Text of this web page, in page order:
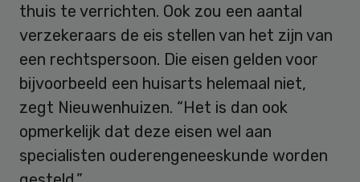
thuis te verrichten. Ook zou een aantal
verzekeraars de eis stellen van het zijn van
een rechtspersoon. Die eisen gelden voor
bijvoorbeeld een huisarts helemaal niet,
zegt Nieuwenhuizen. “Het is dan ook
opmerkelijk dat deze eisen wel aan
specialisten ouderengeneeskunde worden